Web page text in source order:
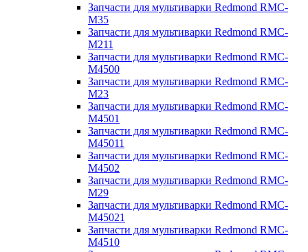
Запчасти для мультиварки Redmond RMC-
M35
Запчасти для мультиварки Redmond RMC-
M211
Запчасти для мультиварки Redmond RMC-
M4500
Запчасти для мультиварки Redmond RMC-
M23
Запчасти для мультиварки Redmond RMC-
M4501
Запчасти для мультиварки Redmond RMC-
M45011
Запчасти для мультиварки Redmond RMC-
M4502
Запчасти для мультиварки Redmond RMC-
M29
Запчасти для мультиварки Redmond RMC-
M45021
Запчасти для мультиварки Redmond RMC-
M4510